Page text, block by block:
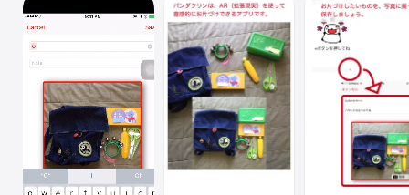
Mac
Vision
TV